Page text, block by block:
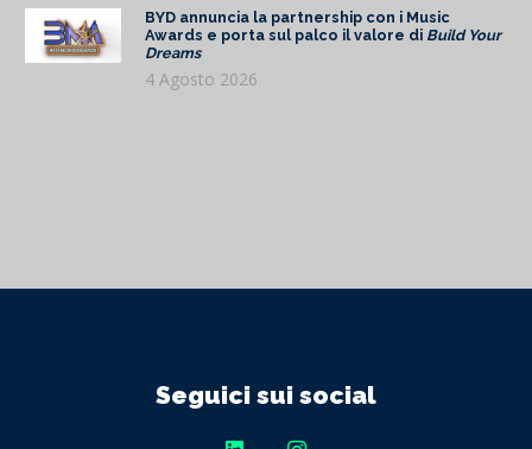
BYD annuncia la partnership con i Music
Awards e porta sul palco il valore di Build Your
Dreams
4 Agosto 2026
Seguici sui social